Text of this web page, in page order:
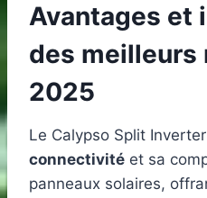
Avantages et
des meilleurs
2025
Le Calypso Split
connectivité et sa
panneaux solaires,